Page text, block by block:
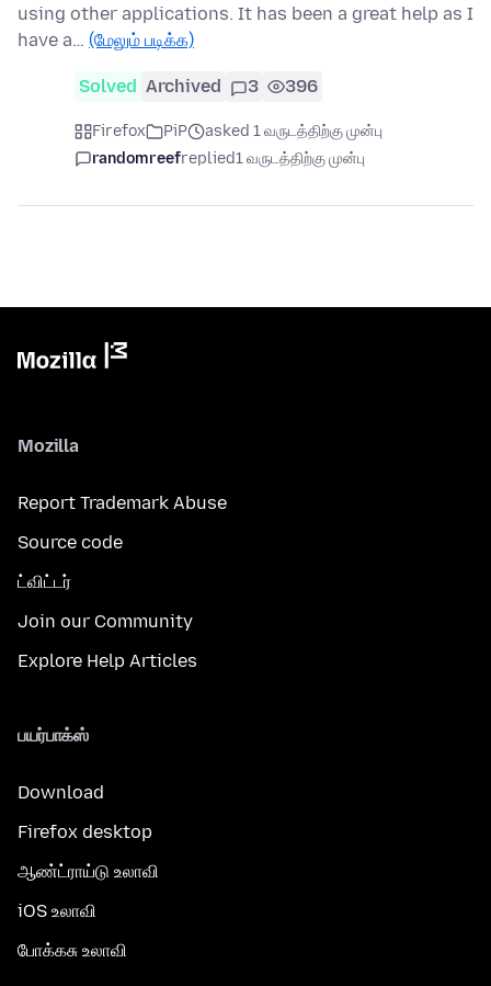
using other applications. It has been a great help as I
have a… (மேலும் படிக்க)
Solved Archived 3 396
Firefox PiP
asked 1 வருடத்திற்கு முன்பு
randomreefreplied1 வருடத்திற்கு முன்பு
Mozilla
Report Trademark Abuse
Source code
ட்விட்டர்
Join our Community
Explore Help Articles
பயர்பாக்ஸ்
Download
Firefox desktop
ஆண்ட்ராய்டு உலாவி
iOS உலாவி
போக்கசு உலாவி